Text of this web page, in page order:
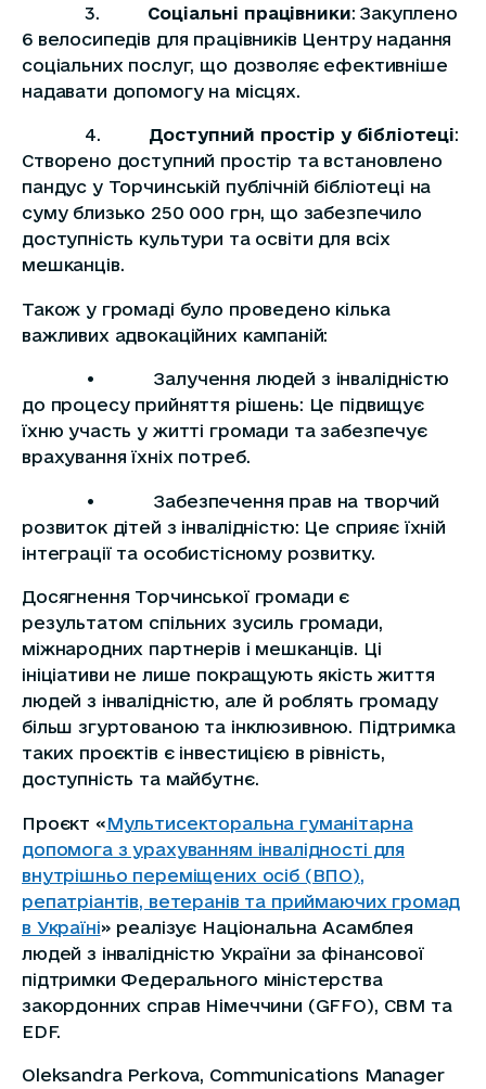
3. Соціальні працівники: Закуплено
6 велосипедів для працівників Центру надання
соціальних послуг, що дозволяє ефективніше
надавати допомогу на місцях.
4. Доступний простір у бібліотеці:
Створено доступний простір та встановлено
пандус у Торчинській публічній бібліотеці на
суму близько 250 000 грн, що забезпечило
доступність культури та освіти для всіх
мешканців.
Також у громаді було проведено кілька
важливих адвокаційних кампаній:
• Залучення людей з інвалідністю
до процесу прийняття рішень: Це підвищує
їхню участь у житті громади та забезпечує
врахування їхніх потреб.
• Забезпечення прав на творчий
розвиток дітей з інвалідністю: Це сприяє їхній
інтеграції та особистісному розвитку.
Досягнення Торчинської громади є
результатом спільних зусиль громади,
міжнародних партнерів і мешканців. Ці
ініціативи не лише покращують якість життя
людей з інвалідністю, але й роблять громаду
більш згуртованою та інклюзивною. Підтримка
таких проєктів є інвестицією в рівність,
доступність та майбутнє.
Проєкт «Мультисекторальна гуманітарна
допомога з урахуванням інвалідності для
внутрішньо переміщених осіб (ВПО),
репатріантів, ветеранів та приймаючих громад
в Україні» реалізує Національна Асамблея
людей з інвалідністю України за фінансової
підтримки Федерального міністерства
закордонних справ Німеччини (GFFO), CBM та
EDF.
Oleksandra Perkova, Communications Manager